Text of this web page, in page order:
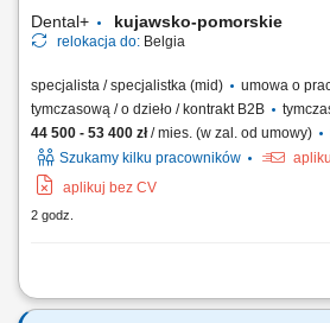
Dental+ kujawsko-pomorskie
relokacja do: Belgia
specjalista / specjalistka (mid)
umowa o
tymczasową / o dzieło / kontrakt B2B
44 500 - 53 400 zł/ mies. (w zal. od umowy)
Szukamy kilku pracowników
aplikuj bez CV
2 godz.
Work as an independent freelance dentist